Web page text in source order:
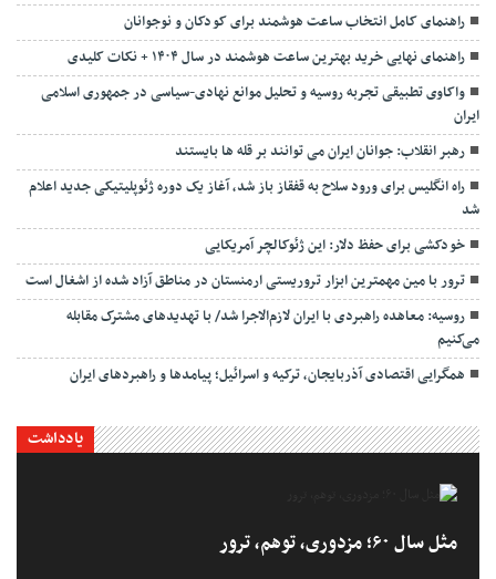
راهنمای کامل انتخاب ساعت هوشمند برای کودکان و نوجوانان
راهنمای نهایی خرید بهترین ساعت هوشمند در سال ۱۴۰۴ + نکات کلیدی
واکاوی تطبیقی تجربه روسیه و تحلیل موانع نهادی-سیاسی در جمهوری اسلامی
ایران
رهبر انقلاب: جوانان ایران می توانند بر قله ها بایستند
راه انگلیس برای ورود سلاح به قفقاز باز شد، آغاز یک دوره ژئوپلیتیکی جدید اعلام
شد
خودکشی برای حفظ دلار: این ژئوکالچر آمریکایی
ترور با مین مهمترین ابزار تروریستی ارمنستان در مناطق آزاد شده از اشغال است
روسیه: معاهده راهبردی با ایران لازم‌الاجرا شد/ با تهدیدهای مشترک مقابله
می‌کنیم
همگرایی اقتصادی آذربایجان، ترکیه و اسرائیل؛ پیامدها و راهبردهای ایران
یادداشت
مثل سال ۶۰؛ مزدوری، توهم، ترور